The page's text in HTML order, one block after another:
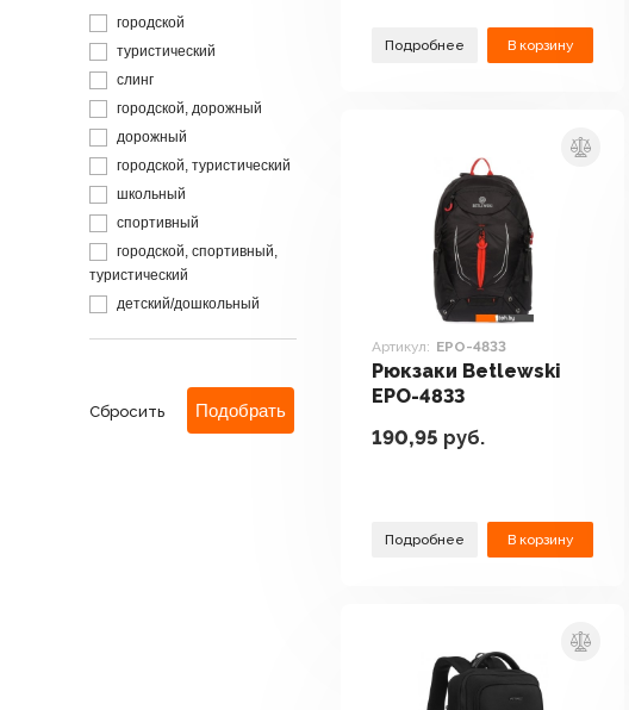
городской
туристический
слинг
городской, дорожный
дорожный
городской, туристический
школьный
спортивный
городской, спортивный,
туристический
детский/дошкольный
Сбросить
Подробнее В корзину
Артикул: EPO-4833
Рюкзаки Betlewski
EPO-4833
190,95 руб.
Подробнее В корзину